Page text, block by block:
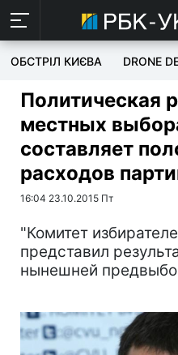
ОБСТРІЛ КИЄВА DRONE
Политическая
местных
составляет
расходов
16:04 23.10.2015 Пт
"Комитет
представил
нынешней